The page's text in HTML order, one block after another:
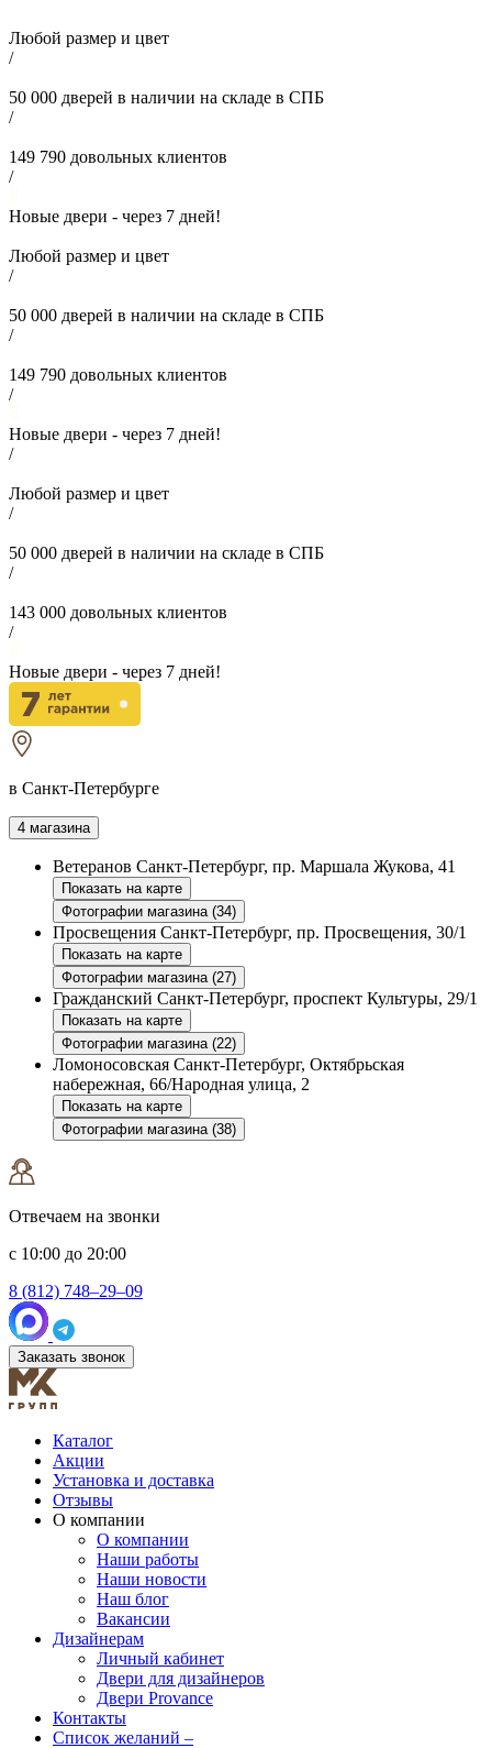
Любой размер и цвет
/
50 000 дверей в наличии на складе в СПБ
/
149 790 довольных клиентов
/
Новые двери - через 7 дней!
Любой размер и цвет
/
50 000 дверей в наличии на складе в СПБ
/
149 790 довольных клиентов
/
Новые двери - через 7 дней!
/
Любой размер и цвет
/
50 000 дверей в наличии на складе в СПБ
/
143 000 довольных клиентов
/
Новые двери - через 7 дней!
в Санкт-Петербурге
4 магазина
Ветеранов Санкт-Петербург, пр. Маршала Жукова, 41
Показать на карте
Фотографии магазина (34)
Просвещения Санкт-Петербург, пр. Просвещения, 30/1
Показать на карте
Фотографии магазина (27)
Гражданский Санкт-Петербург, проспект Культуры, 29/1
Показать на карте
Фотографии магазина (22)
Ломоносовская Санкт-Петербург, Октябрьская
набережная, 66/Народная улица, 2
Показать на карте
Фотографии магазина (38)
Отвечаем на звонки
с 10:00 до 20:00
8 (812) 748–29–09
Заказать звонок
Каталог
Акции
Установка и доставка
Отзывы
О компании
О компании
Наши работы
Наши новости
Наш блог
Вакансии
Дизайнерам
Личный кабинет
Двери для дизайнеров
Двери Provance
Контакты
Список желаний –